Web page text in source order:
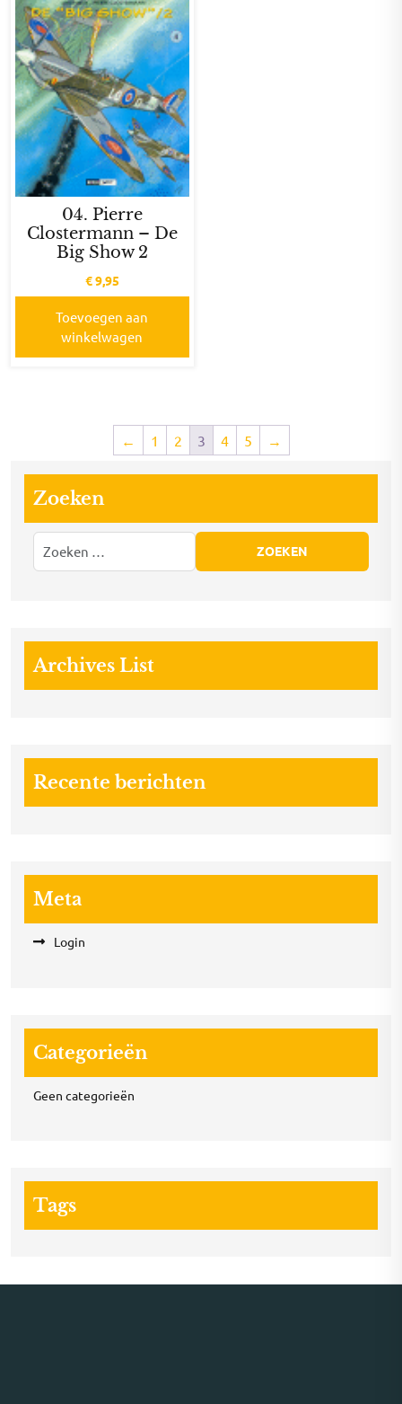
04. Pierre
Clostermann – De
Big Show 2
€9,95
Toevoegen aan
winkelwagen
← 1 2 3 4 5 →
Zoeken
Archives List
Recente berichten
Meta
Login
Categorieën
Geen categorieën
Tags